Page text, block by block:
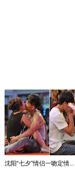
沈阳“七夕”情侣一吻定情...